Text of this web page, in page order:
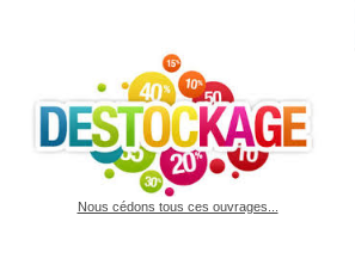
Nous cédons tous ces ouvrages...